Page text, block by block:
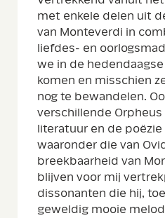
met enkele delen uit
van Monteverdi in
liefdes- en
we in de
komen en misschien
nog te bewandelen.
verschillende
literatuur en de poëzie
waaronder die van
breekbaarheid van
blijven voor mij
dissonanten die hij,
geweldig mooie